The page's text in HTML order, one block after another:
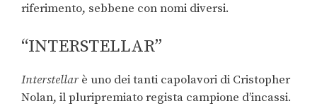
riferimento, sebbene con nomi diversi.
“INTERSTELLAR”
Interstellarè uno dei tanti capolavori di Cristopher
Nolan, il pluripremiato regista campione d’incassi.